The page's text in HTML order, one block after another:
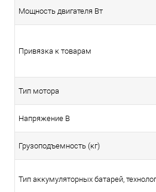
Мощность двигателя Вт
Привязка к товарам
Тип мотора
Напряжение В
Грузоподъемность (кг)
Тип аккумуляторных батарей,